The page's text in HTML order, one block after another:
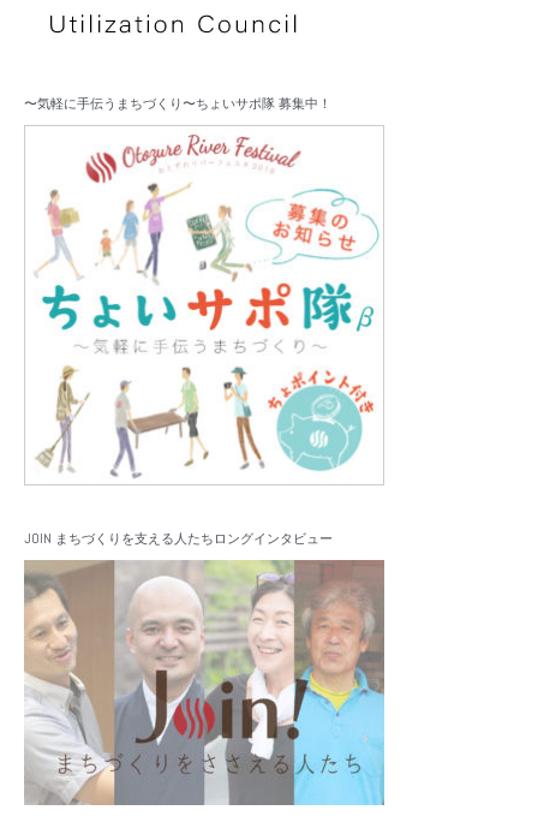
〜気軽に手伝うまちづくり〜ちょいサポ隊 募集中！
JOIN まちづくりを支える人たちロングインタビュー